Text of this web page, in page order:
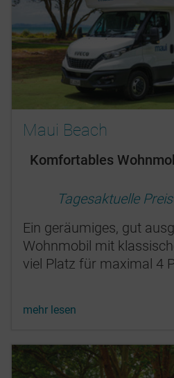
Maui Beach
Komfortables
Tagesaktuelle
Ein geräumiges, gut
Wohnmobil mit
viel Platz für maximal 4
mehr lesen